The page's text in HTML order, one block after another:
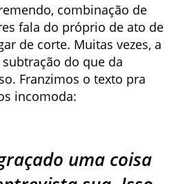
combinação de
fala do próprio de ato de
de corte. Muitas vezes, a
do que da
Franzimos o texto pra
incomoda:
uma coisa